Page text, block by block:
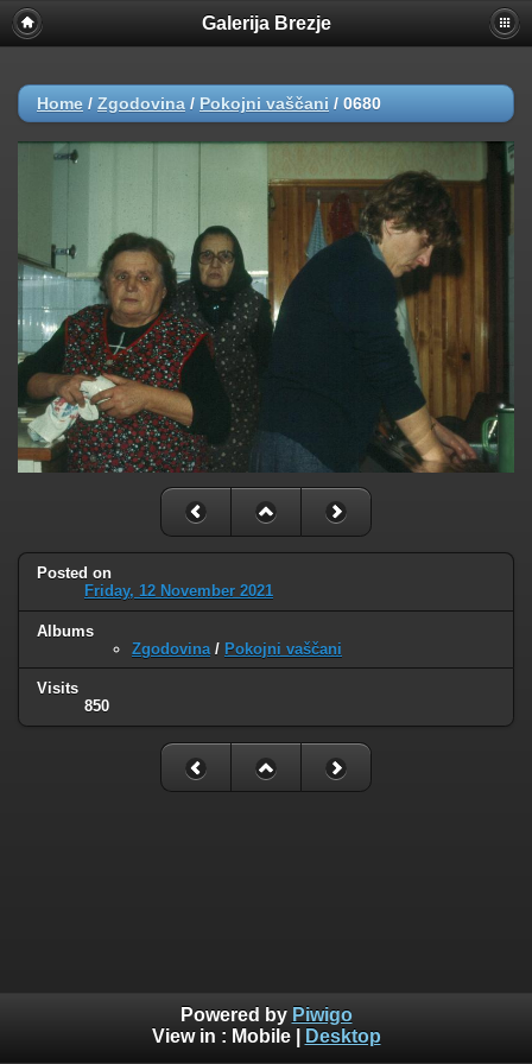
Galerija Brezje
Home / Zgodovina / Pokojni vaščani / 0680
Posted on
Friday, 12 November 2021
Albums
Zgodovina / Pokojni vaščani
Visits
850
Powered by Piwigo
View in : Mobile| Desktop